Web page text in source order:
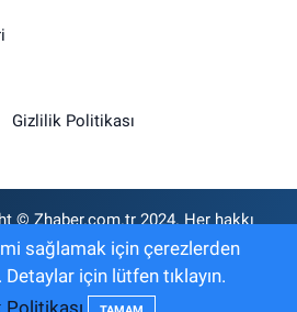
Gizlilik Politikası
© Zhaber.com.tr 2024. Her hakkı
saklıdır.
TE Bilişim
sağlamak için çerezlerden
için lütfen tıklayın.
Politikası